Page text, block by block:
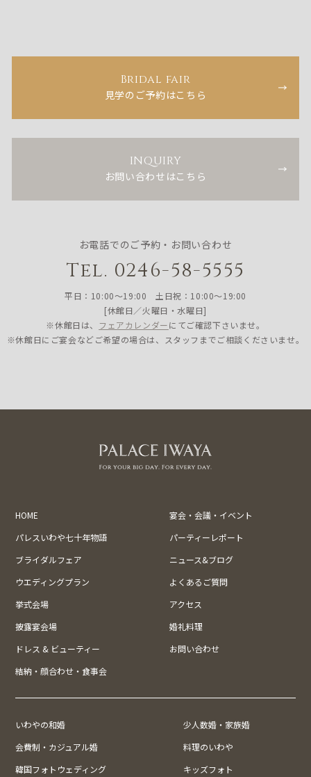
Bridal fair
見学のご予約はこちら
INQUIRY
お問い合わせはこちら
お電話でのご予約・お問い合わせ
Tel. 0246-58-5555
平日：10:00〜19:00 土日祝：10:00〜19:00
[休館日／火曜日・水曜日]
※休館日は、 フェアカレンダーにてご確認下さいませ。
※休館日にご宴会などご希望の場合は、スタッフまでご相談くださいませ。
HOME
宴会・会議・イベント
パレスいわや七十年物語
パーティーレポート
ブライダルフェア
ニュース&ブログ
ウエディングプラン
よくあるご質問
挙式会場
アクセス
披露宴会場
婚礼料理
ドレス & ビューティー
お問い合わせ
結納・顔合わせ・食事会
いわやの和婚
少人数婚・家族婚
会費制・カジュアル婚
料理のいわや
韓国フォトウェディング
キッズフォト